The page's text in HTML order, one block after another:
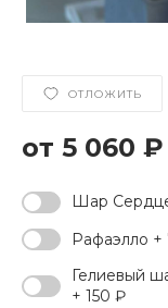
ОТЛОЖИТЬ
5 060 ₽
Шар
Рафаэлло +
Гелиевый
+ 150 ₽